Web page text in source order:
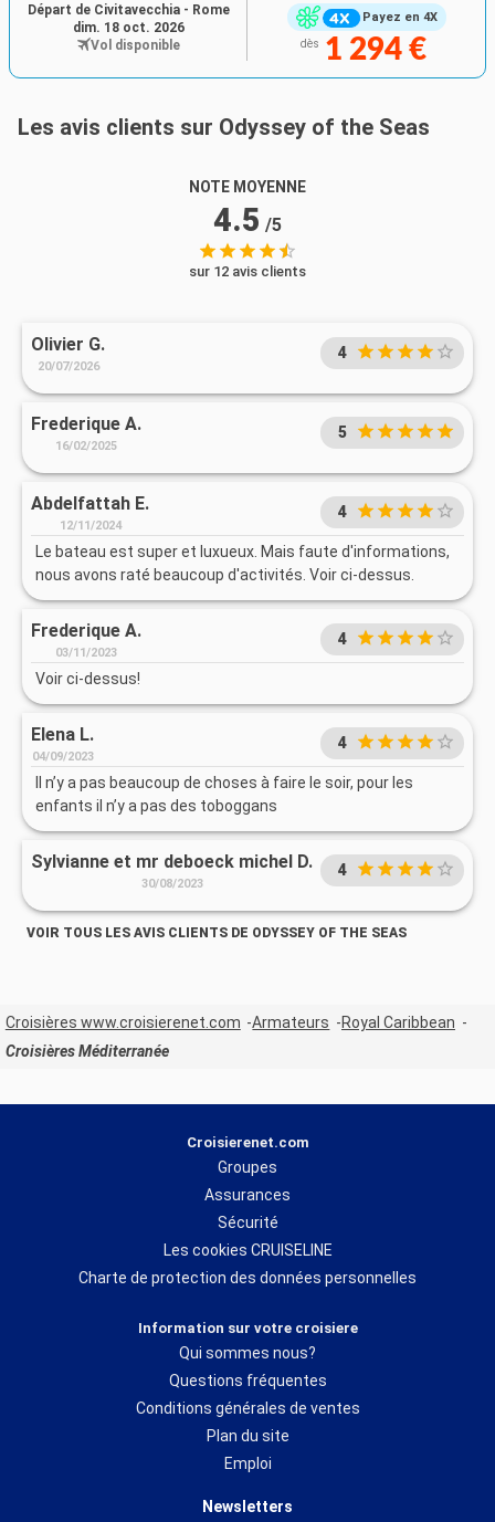
Payez en 4X
dès 1 294 €
Départ de Civitavecchia - Rome
dim. 18 oct. 2026
Vol disponible
Les avis clients sur Odyssey of the Seas
NOTE MOYENNE
4.5 /5
sur 12 avis clients
Olivier G.
20/07/2026
4
Frederique A.
16/02/2025
5
Abdelfattah E.
12/11/2024
4
Le bateau est super et luxueux. Mais faute d'informations,
nous avons raté beaucoup d'activités. Voir ci-dessus.
Frederique A.
03/11/2023
4
Voir ci-dessus!
Elena L.
04/09/2023
4
Il n’y a pas beaucoup de choses à faire le soir, pour les
enfants il n’y a pas des toboggans
Sylvianne et mr deboeck michel D.
30/08/2023
4
VOIR TOUS LES AVIS CLIENTS DE ODYSSEY OF THE SEAS
Croisières www.croisierenet.com Armateurs
Royal Caribbean
Croisières Méditerranée
Croisierenet.com
Groupes
Assurances
Sécurité
Les cookies CRUISELINE
Charte de protection des données personnelles
Information sur votre croisiere
Qui sommes nous?
Questions fréquentes
Conditions générales de ventes
Plan du site
Emploi
Newsletters